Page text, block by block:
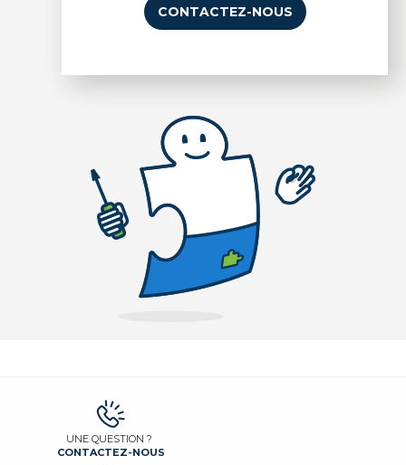
CONTACTEZ-NOUS
UNE QUESTION ?
CONTACTEZ-NOUS